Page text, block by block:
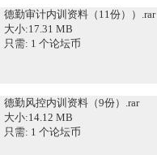
德勤审计内训资料（11份））.rar
大小:17.31 MB
只需: 1 个论坛币
德勤风控内训资料（9份）.rar
大小:14.12 MB
只需: 1 个论坛币